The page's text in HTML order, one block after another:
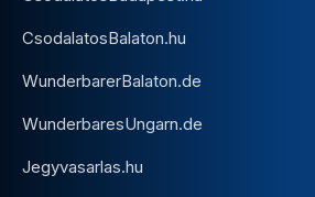
CsodalatosBalaton.hu
WunderbarerBalaton.de
WunderbaresUngarn.de
Jegyvasarlas.hu